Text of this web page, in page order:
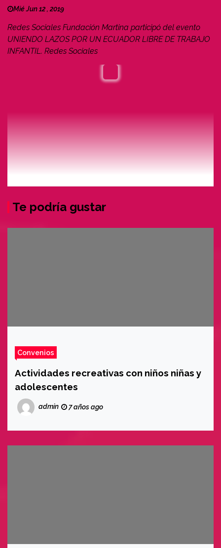
Mié Jun 12 , 2019
Redes Sociales Fundación Martina participó del evento
UNIENDO LAZOS POR UN ECUADOR LIBRE DE TRABAJO
INFANTIL. Redes Sociales
Te podría gustar
Convenios
Actividades recreativas con niños niñas y
adolescentes
admin 7 años ago